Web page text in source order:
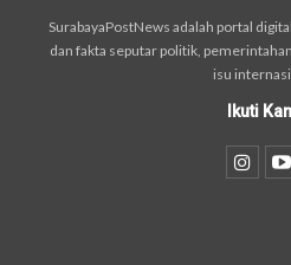
SurabayaPostNews adalah portal
dan fakta seputar politik,
isu
Ikuti